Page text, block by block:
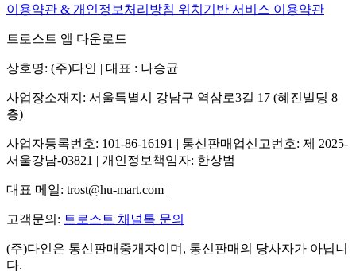
이용약관 & 개인정보처리방침 위치기반 서비스 이용약관
트로스트 앱 다운로드
상호명: (주)다인 | 대표 : 나승균
사업장소재지: 서울특별시 강남구 역삼로3길 17 (혜진빌딩 8
층)
사업자등록번호: 101-86-16191 | 통신판매업신고번호: 제 2025-
서울강남-03821 | 개인정보책임자: 한상범
대표 메일: trost@hu-mart.com |
고객문의: 트로스트 채널톡 문의
(주)다인은 통신판매중개자이며, 통신판매의 당사자가 아닙니
다.